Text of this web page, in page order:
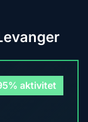
aktivitet